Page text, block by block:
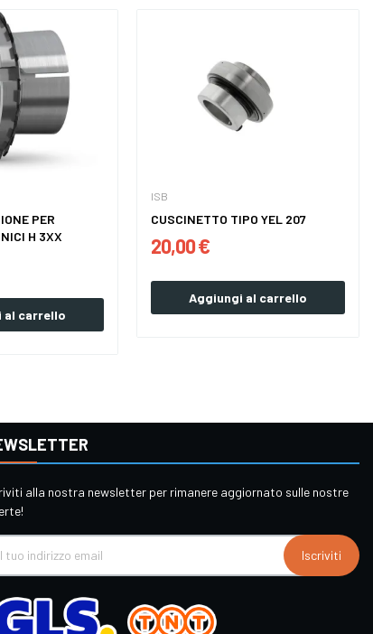
PER
H 3XX
al carrello
ISB
CUSCINETTO TIPO YEL 207
20,00 €
Aggiungi al carrello
alla nostra newsletter per rimanere aggiornato sulle nostre
Iscriviti